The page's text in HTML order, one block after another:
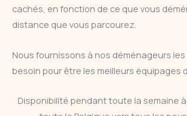
cachés, en fonction de ce que vous
distance que vous parcourez.
Nous fournissons à nos déménageurs
besoin pour être les meilleurs équipages
Disponibilité pendant toute la semaine à